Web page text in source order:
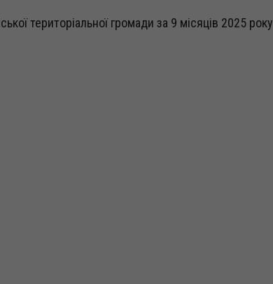
територіальної громади за 9 місяців 2025 року